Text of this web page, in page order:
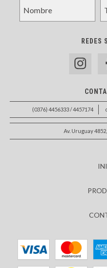
REDES
(0376) 4456333 / 4457174
Av. Uruguay